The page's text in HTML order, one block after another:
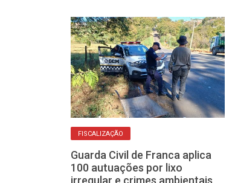
FISCALIZAÇÃO
Guarda Civil de Franca aplica
100 autuações por lixo
irregular e crimes ambientais